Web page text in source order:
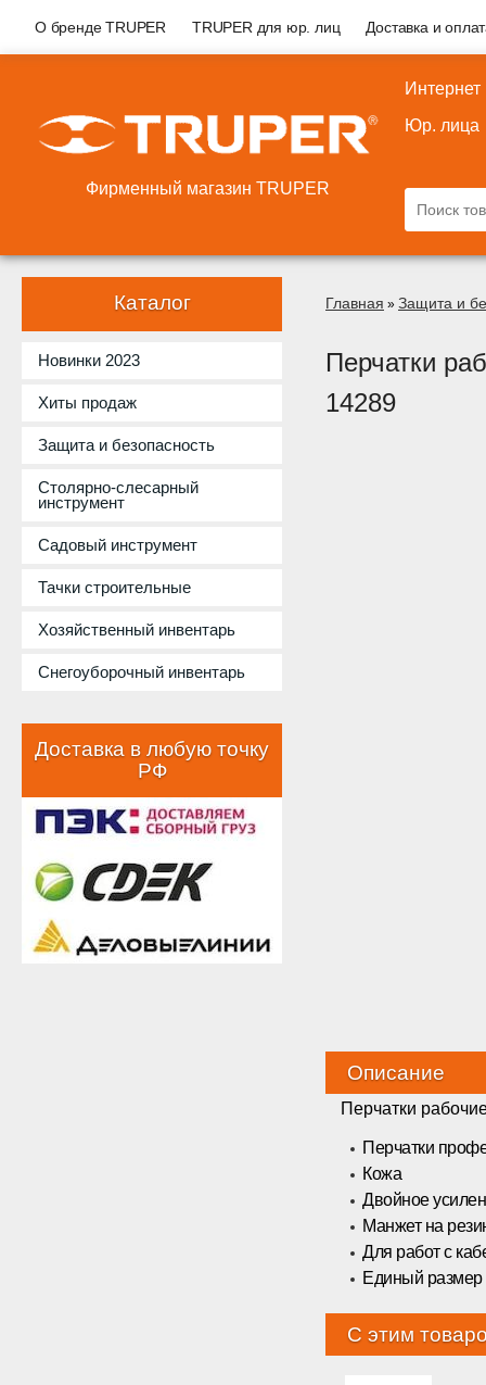
О бренде TRUPER TRUPER для юр. лиц Доставка и
Фирменный магазин TRUPER
Интернет
Юр. лица
Каталог
Новинки 2023
Хиты продаж
Защита и безопасность
Столярно-слесарный
инструмент
Садовый инструмент
Тачки строительные
Хозяйственный инвентарь
Снегоуборочный инвентарь
Доставка в любую точку
РФ
Главная » Защита и
Перчатки
14289
Описание
Перчатки
Перчатки
Кожа
Двойное
Манжет на
Для работ с
Единый размер
С этим